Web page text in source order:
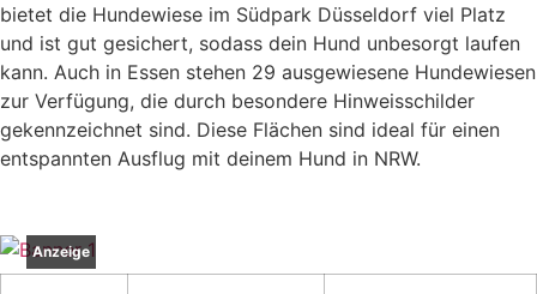
bietet die Hundewiese im Südpark Düsseldorf viel Platz
und ist gut gesichert, sodass dein Hund unbesorgt laufen
kann. Auch in Essen stehen 29 ausgewiesene Hundewiesen
zur Verfügung, die durch besondere Hinweisschilder
gekennzeichnet sind. Diese Flächen sind ideal für einen
entspannten Ausflug mit deinem Hund in NRW.
Anzeige